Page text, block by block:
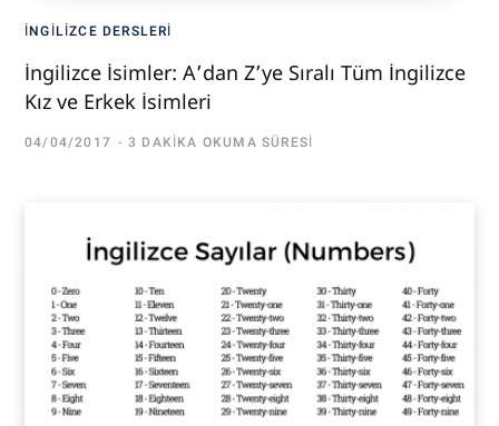
İNGILIZCE DERSLERI
İngilizce İsimler: A’dan Z’ye Sıralı Tüm İngilizce
Kız ve Erkek İsimleri
04/04/2017 3 DAKIKA OKUMA SÜRESI